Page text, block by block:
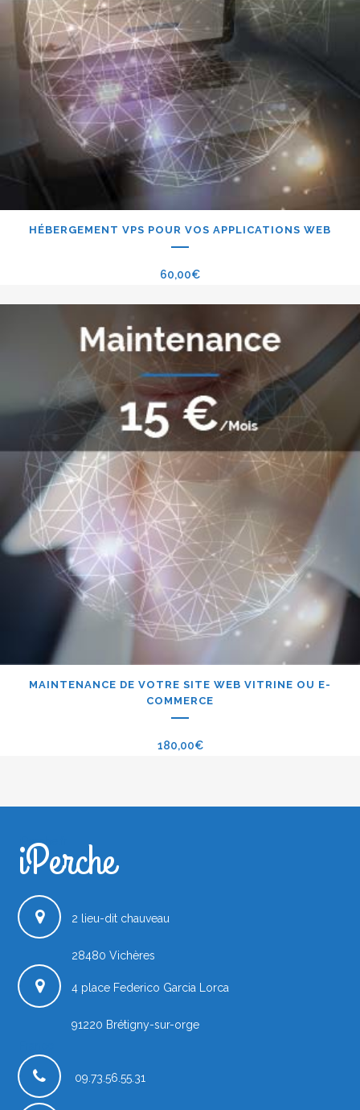
HÉBERGEMENT VPS POUR VOS APPLICATIONS WEB
60,00€
MAINTENANCE DE VOTRE SITE WEB VITRINE OU E-
COMMERCE
180,00€
iPerche.fr
iPerche
2 lieu-dit chauveau
28480 Vichères
4 place Federico Garcia Lorca
91220 Brétigny-sur-orge
09.73.56.55.31